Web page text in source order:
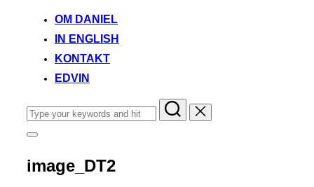
OM DANIEL
IN ENGLISH
KONTAKT
EDVIN
Search
for:
Toggle
navigation
image_DT2